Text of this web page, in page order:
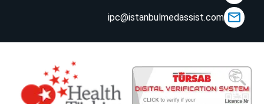
ipc@istanbulmedassist.com